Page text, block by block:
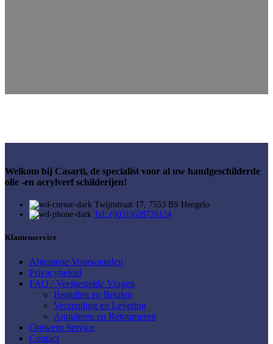
Welkom bij Casarti, de specialist voor al uw handgeschilderde
olie -en acrylverf schilderijen!
Twijnstraat 17, 7553 BS Hengelo
Tel: (0031)628720124
Klantenservice
Algemene Voorwaarden
Privacybeleid
FAQ / Veelgestelde Vragen
Bestellen en Betalen
Verzending en Levering
Annuleren en Retourneren
Ontwerp Service
Contact